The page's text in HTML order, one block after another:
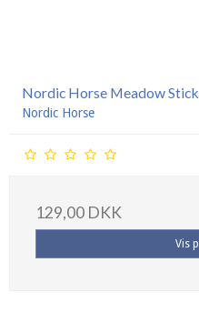
Nordic Horse Meadow
Nordic Horse
129,00 DKK
Vis